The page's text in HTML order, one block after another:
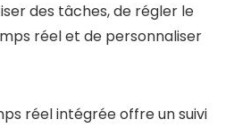
des tâches, de régler le
réel et de personnaliser
réel intégrée offre un suivi